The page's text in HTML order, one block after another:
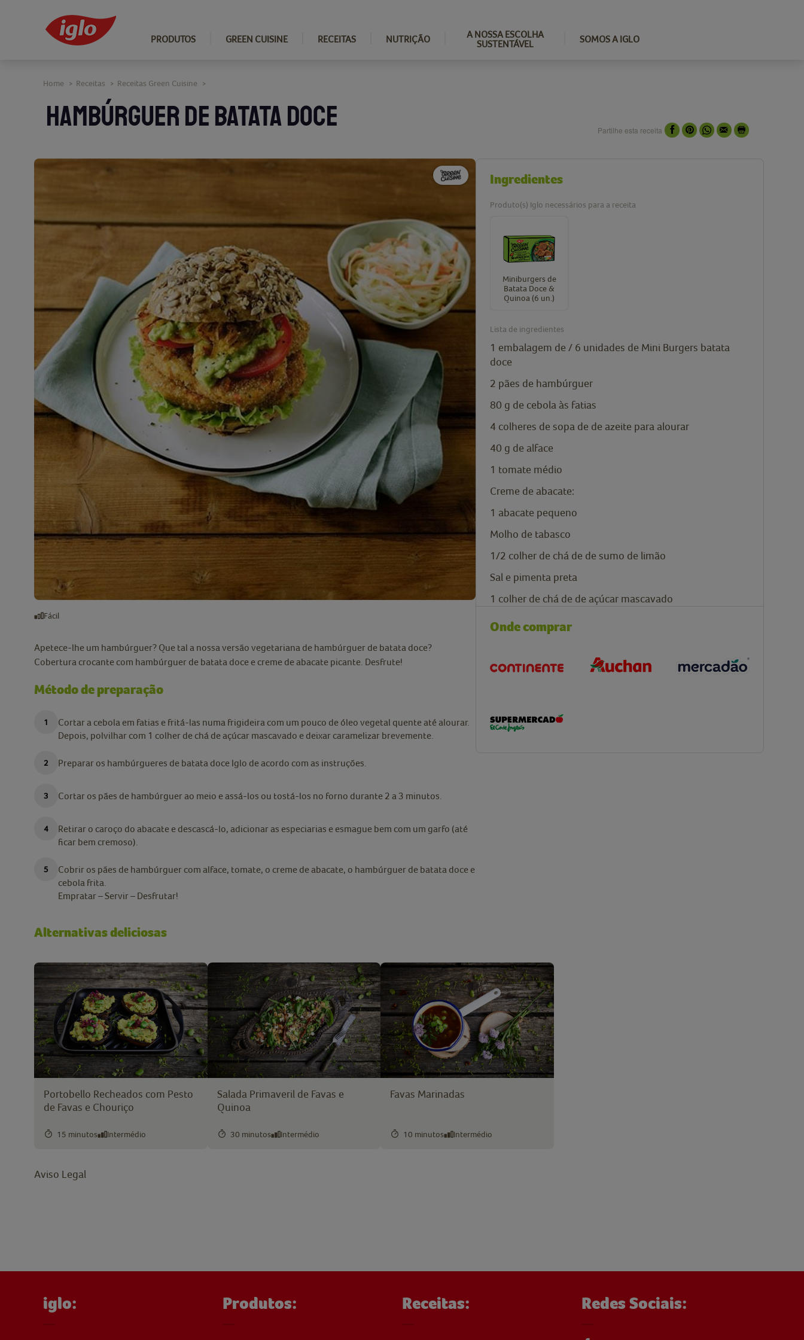
PRODUTOS GREEN CUISINE RECEITAS NUTRIÇÃO
A NOSSA ESCOLHA
SUSTENTÁVEL
SOMOS A IGLO
HAMBÚRGUER DE BATATA DOCE Partilhe esta receita
Home > Receitas > Receitas Green Cuisine >
Fácil
Apetece-lhe um hambúrguer? Que tal a nossa versão vegetariana de hambúrguer de batata doce?
Cobertura crocante com hambúrguer de batata doce e creme de abacate picante. Desfrute!
Método de preparação
Cortar a cebola em fatias e fritá-las numa frigideira com um pouco de óleo vegetal quente até alourar.
Depois, polvilhar com 1 colher de chá de açúcar mascavado e deixar caramelizar brevemente.
Preparar os hambúrgueres de batata doce Iglo de acordo com as instruções.
Cortar os pães de hambúrguer ao meio e assá-los ou tostá-los no forno durante 2 a 3 minutos.
Retirar o caroço do abacate e descascá-lo, adicionar as especiarias e esmague bem com um garfo (até
ficar bem cremoso).
Cobrir os pães de hambúrguer com alface, tomate, o creme de abacate, o hambúrguer de batata doce e
cebola frita.
Empratar – Servir – Desfrutar!
Ingredientes
Produto(s) Iglo necessários para a receita
Miniburgers de
Batata Doce &
Quinoa (6 un.)
Lista de ingredientes
1 embalagem de / 6 unidades de Mini Burgers batata
doce
2 pães de hambúrguer
80 g de cebola às fatias
4 colheres de sopa de de azeite para alourar
40 g de alface
1 tomate médio
Creme de abacate:
1 abacate pequeno
Molho de tabasco
1/2 colher de chá de de sumo de limão
Sal e pimenta preta
1 colher de chá de de açúcar mascavado
Onde comprar
Alternativas deliciosas
Portobello Recheados com Pesto
de Favas e Chouriço
15 minutos Intermédio
Salada Primaveril de Favas e
Quinoa
30 minutos Intermédio
Favas Marinadas
10 minutos Intermédio
Aviso Legal
iglo: Produtos: Receitas: Redes Sociais: